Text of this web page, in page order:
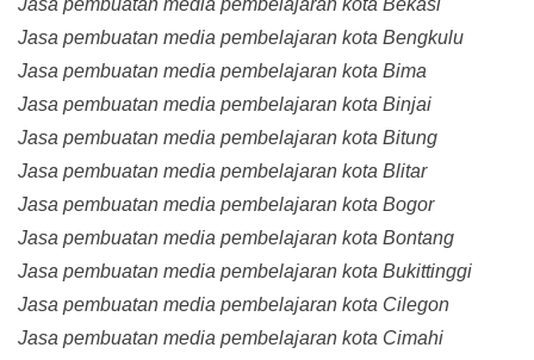
Jasa pembuatan media pembelajaran kota Bekasi
Jasa pembuatan media pembelajaran kota Bengkulu
Jasa pembuatan media pembelajaran kota Bima
Jasa pembuatan media pembelajaran kota Binjai
Jasa pembuatan media pembelajaran kota Bitung
Jasa pembuatan media pembelajaran kota Blitar
Jasa pembuatan media pembelajaran kota Bogor
Jasa pembuatan media pembelajaran kota Bontang
Jasa pembuatan media pembelajaran kota Bukittinggi
Jasa pembuatan media pembelajaran kota Cilegon
Jasa pembuatan media pembelajaran kota Cimahi